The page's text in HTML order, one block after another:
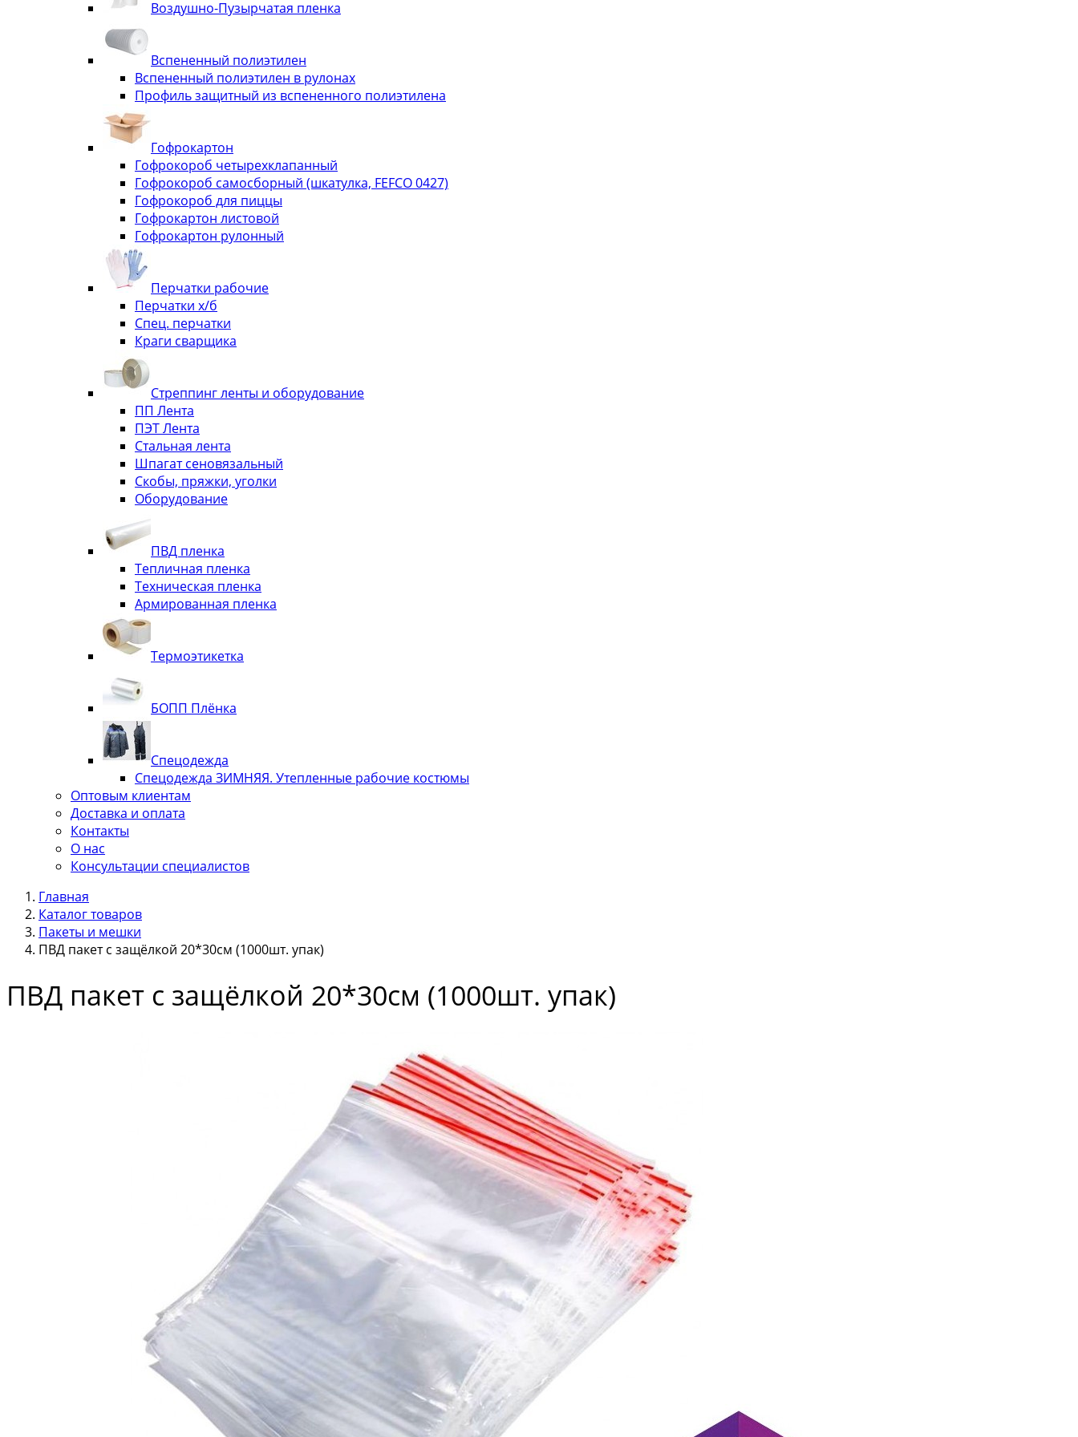
Воздушно-Пузырчатая пленка
Вспененный полиэтилен
Вспененный полиэтилен в рулонах
Профиль защитный из вспененного полиэтилена
Гофрокартон
Гофрокороб четырехклапанный
Гофрокороб самосборный (шкатулка, FEFCO 0427)
Гофрокороб для пиццы
Гофрокартон листовой
Гофрокартон рулонный
Перчатки рабочие
Перчатки х/б
Спец. перчатки
Краги сварщика
Стреппинг ленты и оборудование
ПП Лента
ПЭТ Лента
Стальная лента
Шпагат сеновязальный
Скобы, пряжки, уголки
Оборудование
ПВД пленка
Тепличная пленка
Техническая пленка
Армированная пленка
Термоэтикетка
БОПП Плёнка
Спецодежда
Спецодежда ЗИМНЯЯ. Утепленные рабочие костюмы
Оптовым клиентам
Доставка и оплата
Контакты
О нас
Консультации специалистов
Главная
Каталог товаров
Пакеты и мешки
ПВД пакет с защёлкой 20*30см (1000шт. упак)
ПВД пакет с защёлкой 20*30см (1000шт. упак)